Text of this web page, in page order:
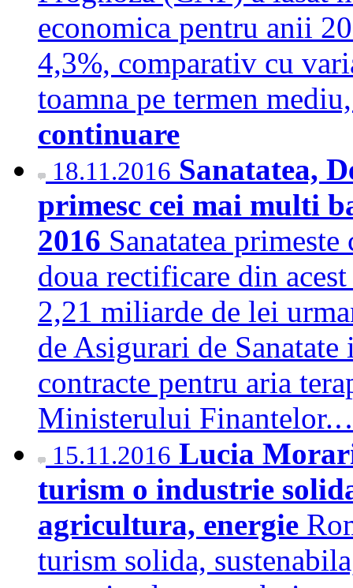
economica pentru anii
4,3%, comparativ cu
toamna pe termen
continuare
18.11.2016 Sanatatea,
primesc cei mai multi
2016 Sanatatea
doua rectificare din
2,21 miliarde de lei
de Asigurari de
contracte pentru aria
Ministerului
15.11.2016 Lucia
turism o industrie
agricultura, energie
turism solida,